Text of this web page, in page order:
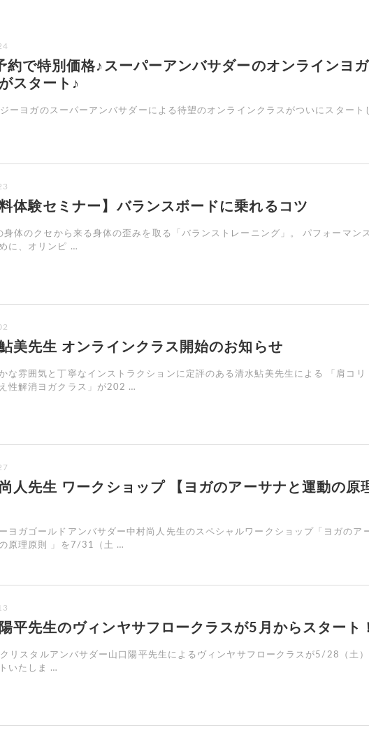
約で特別価格♪スーパーアンバサダーのオンラインヨ
スタート♪
ーヨガのスーパーアンバサダーによる待望のオンラインクラスがついにスタート
料体験セミナー】バランスボードに乗れるコツ
身体のクセから来る身体の歪みを取る「バランストレーニング」。 パフォーマン
めに、オリンピ …
美先生 オンラインクラス開始のお知らせ
な雰囲気と丁寧なインストラクションに定評のある清水鮎美先生による 「肩コリ
性解消ヨガクラス」が202 …
人先生 ワークショップ 【ヨガのアーサナと運動の原
ヨガゴールドアンバサダー中村尚人先生のスペシャルワークショップ「ヨガのア
原理原則 」を7/31（土 …
平先生のヴィンヤサフロークラスが5月からスタート！
リスタルアンバサダー山口陽平先生によるヴィンヤサフロークラスが5/28（土）
いたしま …